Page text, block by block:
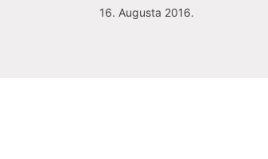
16. Augusta 2016.